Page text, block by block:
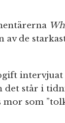
av de
intervjuat
det står i
som